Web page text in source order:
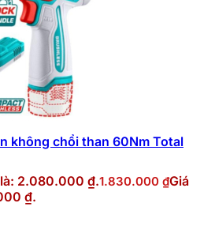
không chổi than 60Nm Total
2.080.000 ₫.1.830.000 ₫Giá
₫.